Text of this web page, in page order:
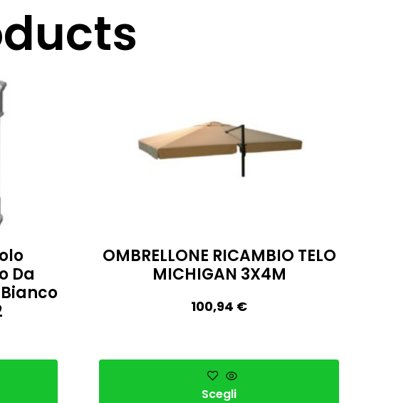
Da
OMBRELLONE RICAMBIO TELO
MICHIGAN 3X4M
100,94 €
Scegli